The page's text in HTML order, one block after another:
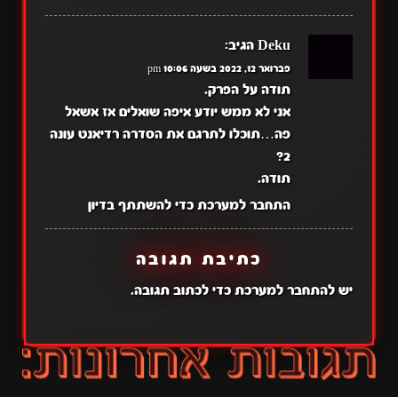
Deku הגיב:
פברואר 12, 2022 בשעה 10:06 pm
תודה על הפרק.
אני לא ממש יודע איפה שואלים אז אשאל
פה…תוכלו לתרגם את הסדרה רדיאנט עונה
2?
תודה.
התחבר למערכת כדי להשתתף בדיון
כתיבת תגובה
יש להתחבר למערכתכדי לכתוב תגובה.